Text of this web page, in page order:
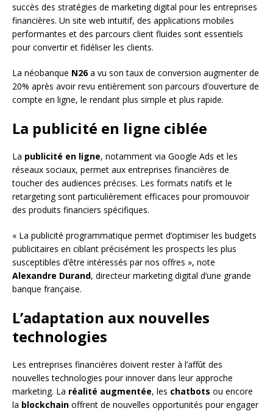
succès des stratégies de marketing digital pour les entreprises
financières. Un site web intuitif, des applications mobiles
performantes et des parcours client fluides sont essentiels
pour convertir et fidéliser les clients.
La néobanque N26a vu son taux de conversion augmenter de
20% après avoir revu entièrement son parcours d’ouverture de
compte en ligne, le rendant plus simple et plus rapide.
La publicité en ligne ciblée
La publicité en ligne, notamment via Google Ads et les
réseaux sociaux, permet aux entreprises financières de
toucher des audiences précises. Les formats natifs et le
retargeting sont particulièrement efficaces pour promouvoir
des produits financiers spécifiques.
« La publicité programmatique permet d’optimiser les budgets
publicitaires en ciblant précisément les prospects les plus
susceptibles d’être intéressés par nos offres », note
Alexandre Durand, directeur marketing digital d’une grande
banque française.
L’adaptation aux nouvelles
technologies
Les entreprises financières doivent rester à l’affût des
nouvelles technologies pour innover dans leur approche
marketing. La réalité augmentée, les chatbots ou encore
la blockchain offrent de nouvelles opportunités pour engager